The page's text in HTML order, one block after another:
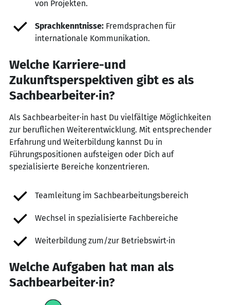
von Projekten.
Sprachkenntnisse: Fremdsprachen für
internationale Kommunikation.
Welche Karriere-und
Zukunftsperspektiven gibt es als
Sachbearbeiter·in?
Als Sachbearbeiter·in hast Du vielfältige Möglichkeiten
zur beruflichen Weiterentwicklung. Mit entsprechender
Erfahrung und Weiterbildung kannst Du in
Führungspositionen aufsteigen oder Dich auf
spezialisierte Bereiche konzentrieren.
Teamleitung im Sachbearbeitungsbereich
Wechsel in spezialisierte Fachbereiche
Weiterbildung zum/zur Betriebswirt·in
Welche Aufgaben hat man als
Sachbearbeiter·in?